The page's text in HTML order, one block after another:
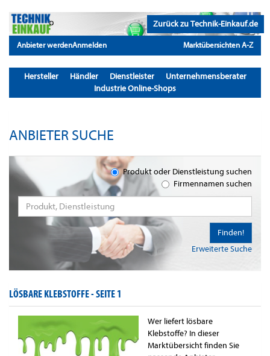
Zurück zu Technik-Einkauf.de
Anbieter werdenAnmelden Marktübersichten A-Z
Hersteller Händler Dienstleister
Unternehmensberater
Industrie Online-Shops
ANBIETER SUCHE
Produkt oder Dienstleistung suchen
Firmennamen suchen
Erweiterte Suche
Finden!
LÖSBARE KLEBSTOFFE -SEITE 1
Wer liefert lösbare
Klebstoffe? In dieser
Marktübersicht finden Sie